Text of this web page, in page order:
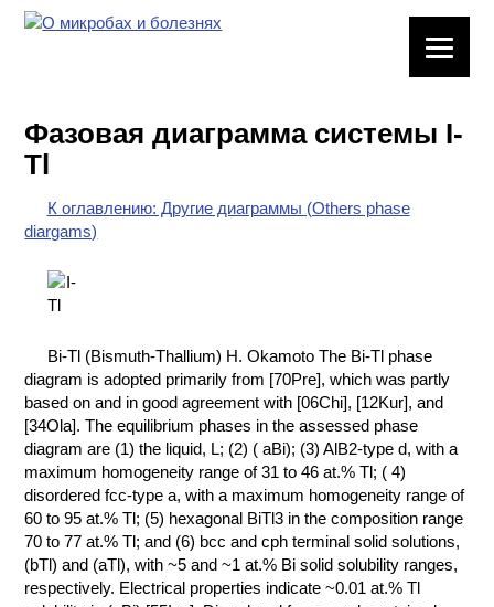
ХИМИЧЕСКАЯ
ВРЕДНЫЕ
ФАКТОРЫ
ХИМИЯ НА
ПРОИЗВОДСТВЕ
И ХИМИЧЕСКАЯ
ТЕХНОЛОГИЯ
КОНТАКТЫ
Фазовая диаграмма системы I-
Tl
К оглавлению: Другие диаграммы (Others phase
diargams)
Bi-Tl (Bismuth-Thallium) H. Okamoto The Bi-Tl phase
diagram is adopted primarily from [70Pre], which was partly
based on and in good agreement with [06Chi], [12Kur], and
[34Ola]. The equilibrium phases in the assessed phase
diagram are (1) the liquid, L; (2) ( aBi); (3) AlB2-type d, with a
maximum homogeneity range of 31 to 46 at.% Tl; ( 4)
disordered fcc-type a, with a maximum homogeneity range of
60 to 95 at.% Tl; (5) hexagonal BiTl3 in the composition range
70 to 77 at.% Tl; and (6) bcc and cph terminal solid solutions,
(bTl) and (aTl), with ~5 and ~1 at.% Bi solid solubility ranges,
respectively. Electrical properties indicate ~0.01 at.% Tl